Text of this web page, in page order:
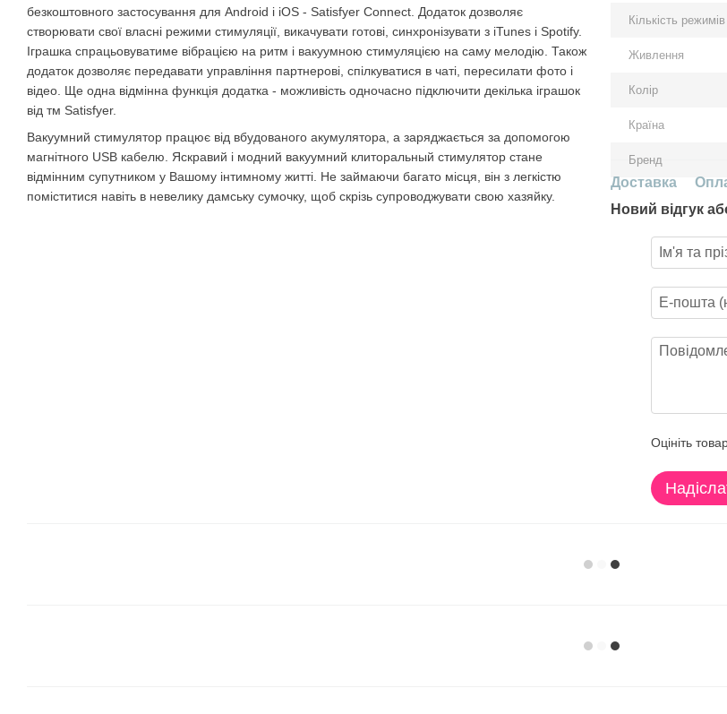
безкоштовного застосування для Android і iOS - Satisfyer Connect. Додаток дозволяє
створювати свої власні режими стимуляції, викачувати готові, синхронізувати з iTunes і Spotify.
Іграшка спрацьовуватиме вібрацією на ритм і вакуумною стимуляцією на саму мелодію. Також
додаток дозволяє передавати управління партнерові, спілкуватися в чаті, пересилати фото і
відео. Ще одна відмінна функція додатка - можливість одночасно підключити декілька іграшок
від тм Satisfyer.
Вакуумний стимулятор працює від вбудованого акумулятора, а заряджається за допомогою
магнітного USB кабелю. Яскравий і модний вакуумний клиторальный стимулятор стане
відмінним супутником у Вашому інтимному житті. Не займаючи багато місця, він з легкістю
поміститися навіть в невелику дамську сумочку, щоб скрізь супроводжувати свою хазяйку.
Кількість
Живлення
Колір
Країна
Бренд
Доставка
Новий відгук
Оцініть